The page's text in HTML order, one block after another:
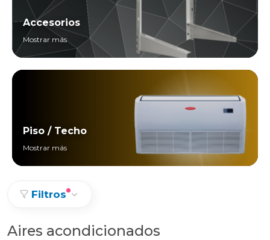
Accesorios
Mostrar más
Piso / Techo
Mostrar más
Filtros
Aires acondicionados